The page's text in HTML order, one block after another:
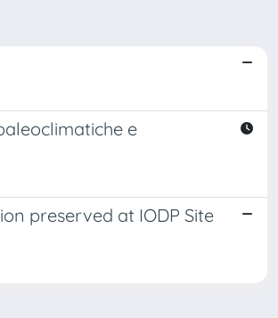
e
preserved at IODP Site